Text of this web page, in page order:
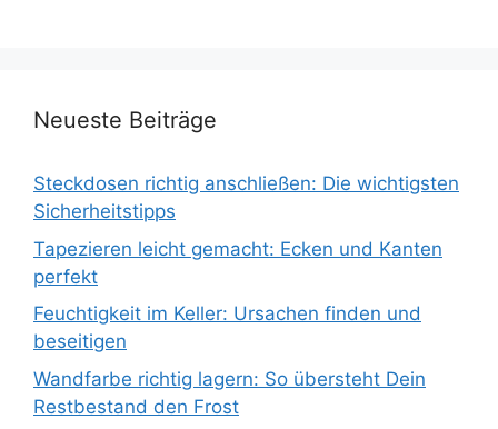
Neueste Beiträge
Steckdosen richtig anschließen: Die wichtigsten
Sicherheitstipps
Tapezieren leicht gemacht: Ecken und Kanten
perfekt
Feuchtigkeit im Keller: Ursachen finden und
beseitigen
Wandfarbe richtig lagern: So übersteht Dein
Restbestand den Frost